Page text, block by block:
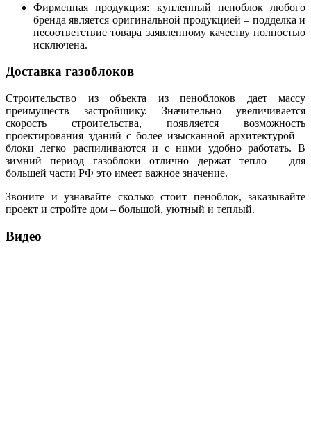
Фирменная продукция: купленный пеноблок любого
бренда является оригинальной продукцией – подделка и
несоответствие товара заявленному качеству полностью
исключена.
Доставка газоблоков
Строительство из объекта из пеноблоков дает массу
преимуществ застройщику. Значительно увеличивается
скорость строительства, появляется возможность
проектирования зданий с более изысканной архитектурой –
блоки легко распиливаются и с ними удобно работать. В
зимний период газоблоки отлично держат тепло – для
большей части РФ это имеет важное значение.
Звоните и узнавайте сколько стоит пеноблок, заказывайте
проект и стройте дом – большой, уютный и теплый.
Видео